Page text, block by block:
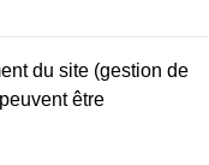
Catalogue de
logiciel conçu pour
du site (gestion de
être